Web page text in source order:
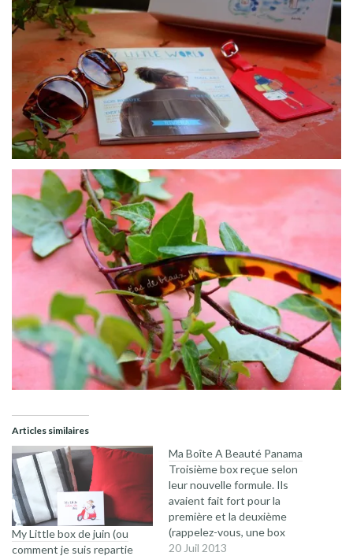
Articles similaires
My Little box de juin (ou
comment je suis repartie
Ma Boîte A Beauté Panama
Troisième box reçue selon
leur nouvelle formule. Ils
avaient fait fort pour la
première et la deuxième
(rappelez-vous, une box
reçue tous les deux mois,
20 Juil 2013